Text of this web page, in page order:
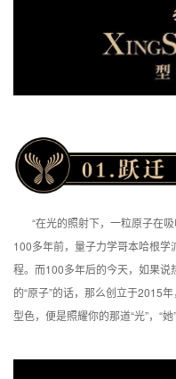
“在光的照射下，一粒原子在吸
100多年前，量子力学哥本哈根学
程。而100多年后的今天，如果说
的“原子”的话，那么创立于2015
型色，便是照耀你的那道“光”，“